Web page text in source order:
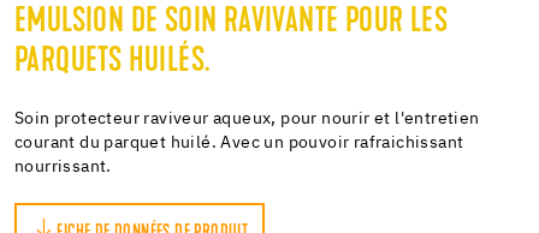
EMULSION DE SOIN RAVIVANTE POUR LES
PARQUETS HUILÉS.
Soin protecteur raviveur aqueux, pour nourir et l'entretien
courant du parquet huilé. Avec un pouvoir rafraichissant
nourrissant.